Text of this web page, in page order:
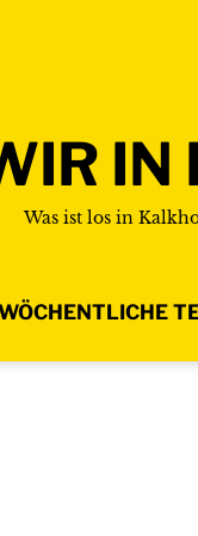
IN
Was ist los in